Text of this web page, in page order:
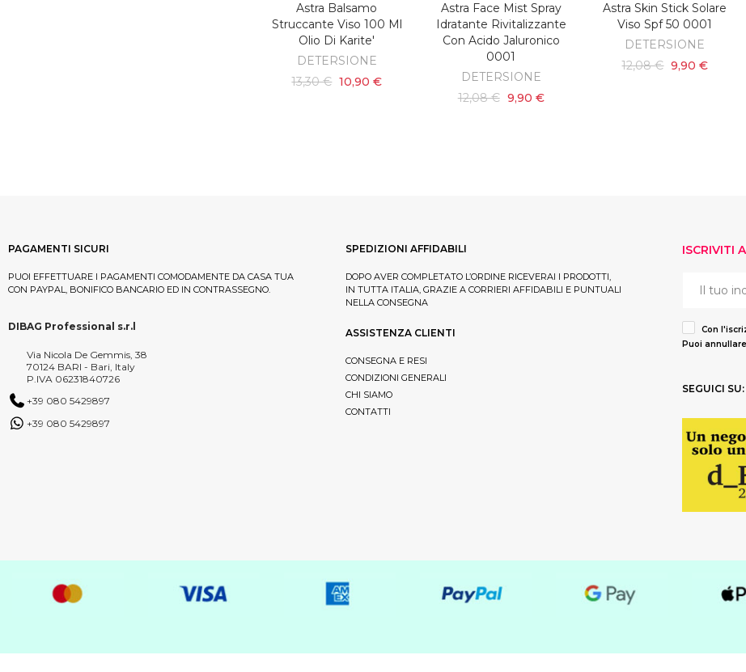
AGGIUNGI AL CARRELLO
Astra Balsamo
Struccante Viso 100 Ml
Olio Di Karite'
DETERSIONE
13,30 € 10,90 €
AGGIUNGI AL CARRELLO
Astra Face Mist Spray
Idratante Rivitalizzante
Con Acido Jaluronico
0001
DETERSIONE
12,08 € 9,90 €
AGGIUNGI AL CARRELLO
Astra Skin Stick Solare
Viso Spf 50 0001
DETERSIONE
12,08 € 9,90 €
PAGAMENTI SICURI
PUOI EFFETTUARE I PAGAMENTI COMODAMENTE DA CASA TUA
CON PAYPAL, BONIFICO BANCARIO ED IN CONTRASSEGNO.
DIBAG Professional s.r.l
Via Nicola De Gemmis, 38
70124 BARI - Bari, Italy
P.IVA 06231840726
+39 080 5429897
+39 080 5429897
SPEDIZIONI AFFIDABILI
DOPO AVER COMPLETATO L’ORDINE RICEVERAI I PRODOTTI,
IN TUTTA ITALIA, GRAZIE A CORRIERI AFFIDABILI E PUNTUALI
NELLA CONSEGNA
ASSISTENZA CLIENTI
CONSEGNA E RESI
CONDIZIONI GENERALI
CHI SIAMO
CONTATTI
ISCRIVITI
Con
Puoi
SEGUICI SU: